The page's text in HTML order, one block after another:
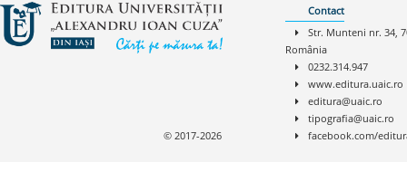
Contact
Str. Munteni nr. 34,
România
0232.314.947
www.editura.uaic.ro
editura@uaic.ro
tipografia@uaic.ro
facebook.com/
© 2017-2026